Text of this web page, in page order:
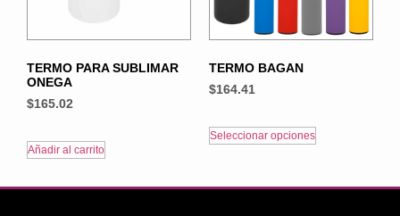
TERMO PARA SUBLIMAR
ONEGA
$165.02
Añadir al carrito
TERMO BAGAN
$164.41
Seleccionar opciones